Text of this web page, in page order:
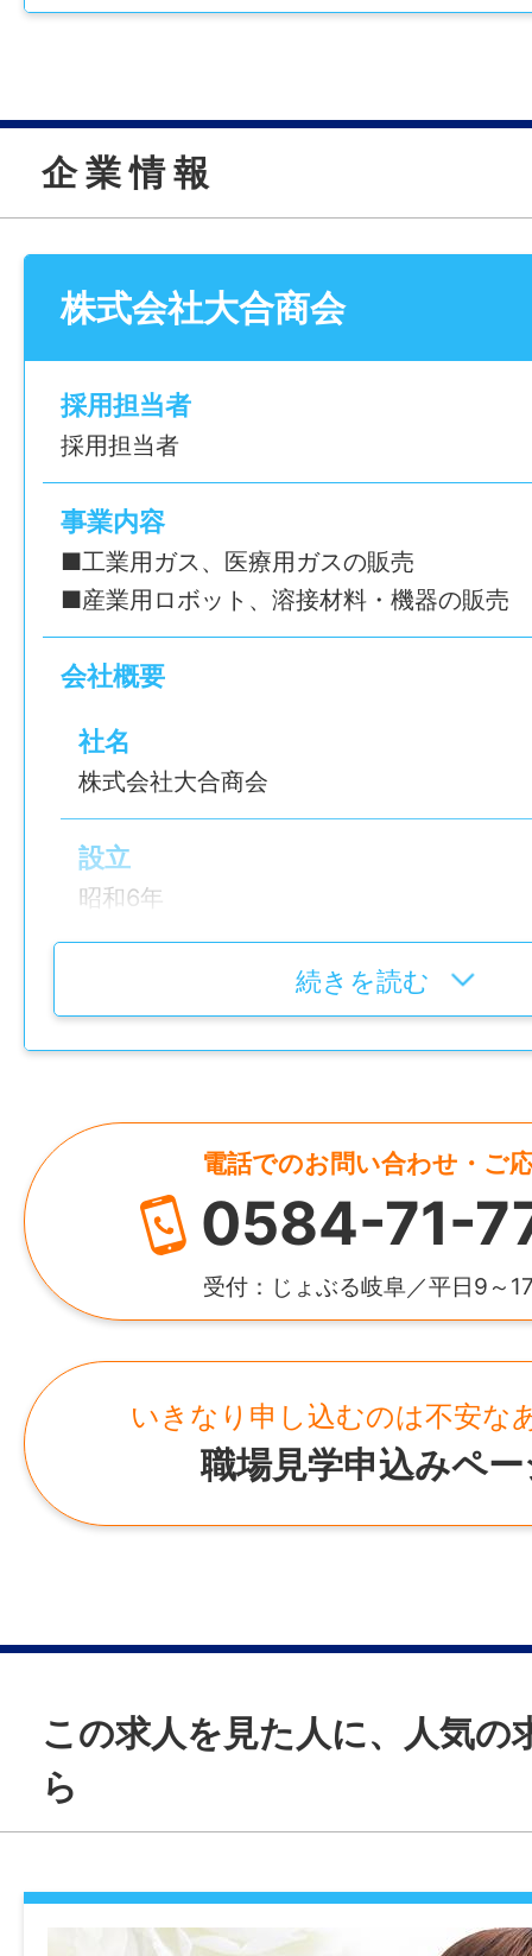
＝＝＝＝＝＝＝＝＝＝＝＝＝＝＝＝＝
「これ注文できる？」「この部品ある？」
の声に対応し、必要があればメーカー（㈱
業未経験の方でも安心してスタートできま
高圧ガスを売るのではなく、あくまで溶接
係”のような立ち位置です。
たい方にぴったりです。
◎研修制度もバッチリ♪座学からOJTまでし
す！
GF-0049
仕事内容変更の可能性：なし
就業場所
勤務地変更の可能性：なし
給与
月給 259,000～322,000円
年2回（昨年度実績：3.5ヶ月分）
年間休日
正社員
未経験可
年齢制限
〜59歳(定年制度を上限とするため)
高卒以上
企 業 情 報
株式会社大合商会
採用担当者
採用担当者
事業内容
■工業用ガス、医療用ガスの販売
■産業用ロボット、溶接材料・機器の販売
会社概要
社名
株式会社大合商会
設立
昭和6年
代表取締役 伊藤篤志
1000万円
所在地
岐阜県大垣市本今58
続きを読む
電話でのお問い合わせ・ご
0584-71-
受付：じょぶる岐阜／平日9～
いきなり申し込むのは不安な
職場見学申込みペ
この求人を見た人に、人気の
ら